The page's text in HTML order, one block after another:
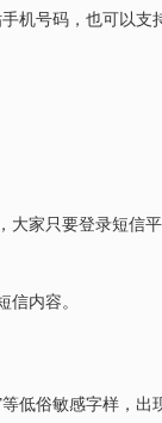
机号码，也可以支
大家只要登录短信
信内容。
低俗敏感字样，